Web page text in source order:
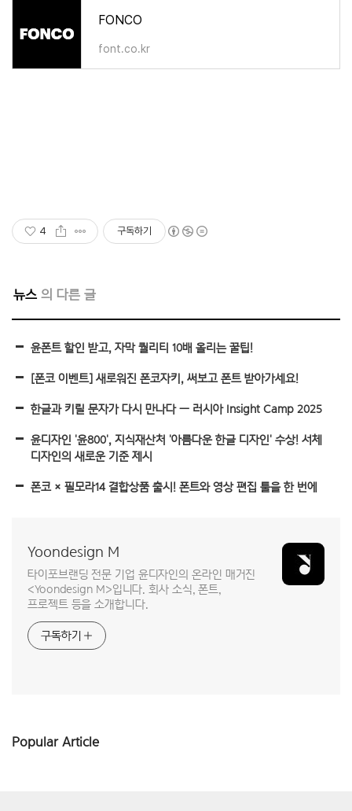
FONCO
font.co.kr
4 구독하기
뉴스
윤폰트 할인 받고, 자막 퀄리티 10배 올리는 꿀팁!
[폰코 이벤트] 새로워진 폰코자키, 써보고 폰트 받아가세요!
한글과 키릴 문자가 다시 만나다 — 러시아 Insight Camp 2025
윤디자인 '윤800', 지식재산처 '아름다운 한글 디자인' 수상! 서체
디자인의 새로운 기준 제시
폰코 × 필모라14 결합상품 출시! 폰트와 영상 편집 툴을 한 번에
Yoondesign M
타이포브랜딩 전문 기업 윤디자인의 온라인 매거진
<Yoondesign M>입니다. 회사 소식, 폰트,
프로젝트 등을 소개합니다.
구독하기
Popular Article